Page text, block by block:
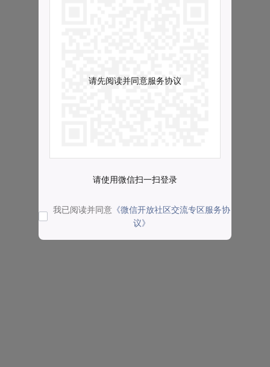
请先阅读并同意服务协议
请使用微信扫一扫登录
我已阅读并同意 《微信开放社区交流专区服务协
议》